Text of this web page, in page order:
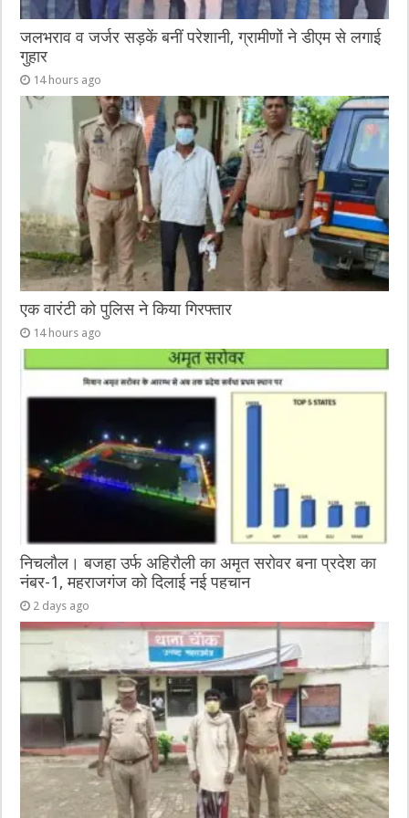
जलभराव व जर्जर सड़कें बनीं परेशानी, ग्रामीणों ने डीएम से लगाई
गुहार
14 hours ago
एक वारंटी को पुलिस ने किया गिरफ्तार
14 hours ago
निचलौल। बजहा उर्फ अहिरौली का अमृत सरोवर बना प्रदेश का
नंबर-1, महराजगंज को दिलाई नई पहचान
2 days ago